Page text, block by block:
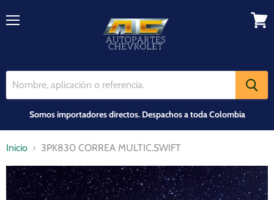
Somos importadores directos. Despachos a toda Colombia
Inicio 3PK830 CORREA MULTIC.SWIFT